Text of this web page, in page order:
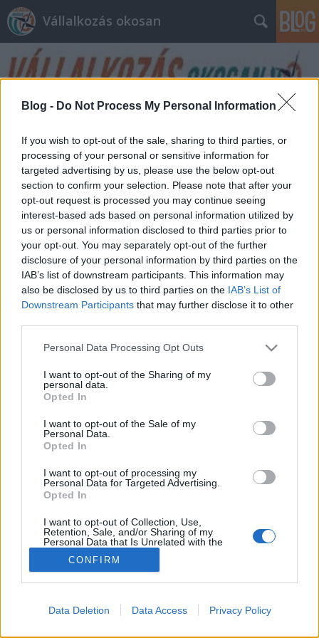
Blog - Do Not Process My Personal Information
If you wish to opt-out of the sale, sharing to third parties, or
processing of your personal or sensitive information for
targeted advertising by us, please use the below opt-out
section to confirm your selection. Please note that after your
opt-out request is processed you may continue seeing
interest-based ads based on personal information utilized by
us or personal information disclosed to third parties prior to
your opt-out. You may separately opt-out of the further
disclosure of your personal information by third parties on the
IAB’s list of downstream participants. This information may
also be disclosed by us to third parties on the IAB’s List of
Downstream Participants that may further disclose it to other
Please note that this website/app uses one or more Google
not limited to your visit or usage behaviour. You may click to
grant or deny consent to Google and its third-party tags to
use your data for below specified purposes in below Google
consent section.
Personal Data Processing Opt Outs
I want to opt-out of the Sharing of my
personal data.
Opted In
I want to opt-out of the Sale of my
Personal Data.
Opted In
I want to opt-out of processing my
Personal Data for Targeted Advertising.
Opted In
I want to opt-out of Collection, Use,
Retention, Sale, and/or Sharing of my
Personal Data that Is Unrelated with the
Purposes for which it was collected.
Opted Out
I want to allow Google to enable storage
related to advertising like cookies on web or
CONFIRM
Data Deletion Data Access Privacy Policy
Vállalkozás okosan
Címkék»program
Növekedési Hitel Program - részletek
prosequor•2013. május 06.
Előző bejegyzésünkben, itt foglalkoztunk a Magyar
Nemzeti Bank növekedési hitelprogramjával. Azóta
újabb részletek váltak ismertté. Az egyik, és talán
legfontosabb: a Növekedési Hitel Program keretében
Növekedési hitelprogram
prosequor•2013. április 20.
Az elmúlt évek általános gazdasági válsága a kis- és
közepes vállalkozások jó részét megviselte. A
okozott a devizában felvett hitelek
törlesztőrészleteinek emelkedése. Emellett az utóbbi